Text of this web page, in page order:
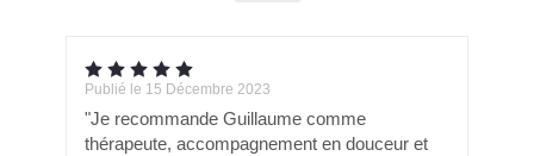
Publié le 15 Décembre 2023
"Je recommande Guillaume comme
thérapeute, accompagnement en douceur et